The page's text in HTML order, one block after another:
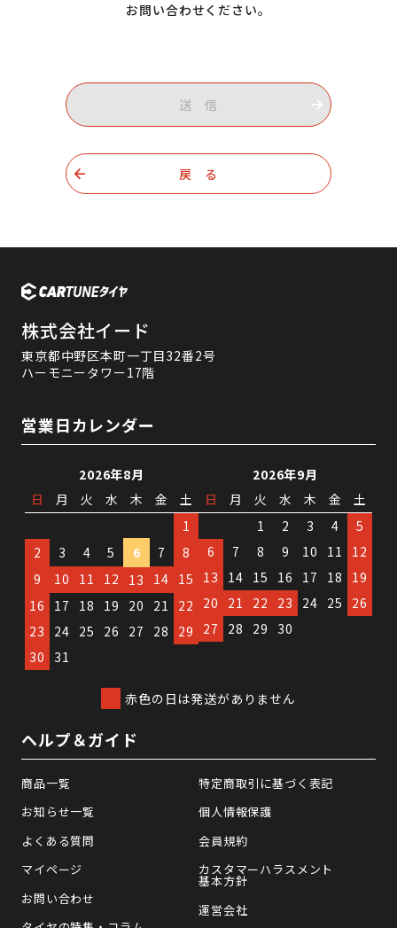
お問い合わせください。
送 信
戻 る
株式会社イード
東京都中野区本町一丁目32番2号
ハーモニータワー17階
営業日カレンダー
2026年8月
日
月 火 水 木 金
土
1
2
3 4 5 6 7
8
9
10 11 12 13 14 15
16
17 18 19 20 21
22
23
24 25 26 27 28
29
30
31
2026年9月
日
月 火 水 木 金
土
1
2 3 4
5
6
7 8 9 10 11
12
13
14 15 16 17 18
19
20
21 22 23 24 25
26
27
28 29 30
赤色の日は発送がありません
ヘルプ＆ガイド
商品一覧
お知らせ一覧
よくある質問
マイページ
お問い合わせ
特定商取引に基づく表記
個人情報保護
会員規約
カスタマーハラスメント
基本方針
運営会社